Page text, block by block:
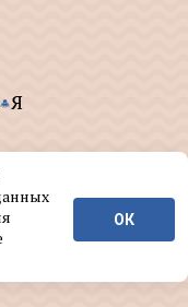
и
тематику.
г. ОК